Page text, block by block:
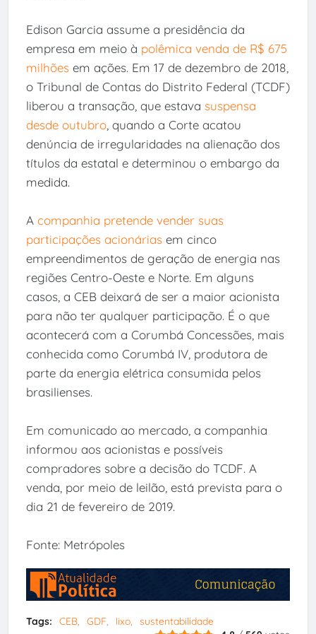
Edison Garcia assume a presidência da
empresa em meio à polêmica venda de R$ 675
milhõesem ações. Em 17 de dezembro de 2018,
o Tribunal de Contas do Distrito Federal (TCDF)
liberou a transação, que estava suspensa
desde outubro, quando a Corte acatou
denúncia de irregularidades na alienação dos
títulos da estatal e determinou o embargo da
medida.
A companhia pretende vender suas
participações acionáriasem cinco
empreendimentos de geração de energia nas
regiões Centro-Oeste e Norte. Em alguns
casos, a CEB deixará de ser a maior acionista
para não ter qualquer participação. É o que
acontecerá com a Corumbá Concessões, mais
conhecida como Corumbá IV, produtora de
parte da energia elétrica consumida pelos
brasilienses.
Em comunicado ao mercado, a companhia
informou aos acionistas e possíveis
compradores sobre a decisão do TCDF. A
venda, por meio de leilão, está prevista para o
dia 21 de fevereiro de 2019.
Fonte: Metrópoles
Tags: CEB GDF lixo
sustentabilidade